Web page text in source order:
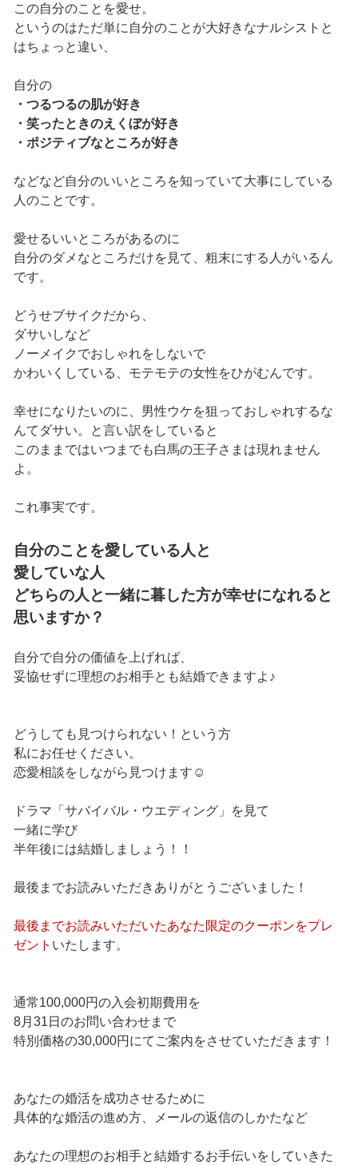
この自分のことを愛せ。
というのはただ単に自分のことが大好きなナルシストと
はちょっと違い、
自分の
・つるつるの肌が好き
・笑ったときのえくぼが好き
・ポジティブなところが好き
などなど自分のいいところを知っていて大事にしている
人のことです。
愛せるいいところがあるのに
自分のダメなところだけを見て、粗末にする人がいるん
です。
どうせブサイクだから、
ダサいしなど
ノーメイクでおしゃれをしないで
かわいくしている、モテモテの女性をひがむんです。
幸せになりたいのに、男性ウケを狙っておしゃれするな
んてダサい。と言い訳をしていると
このままではいつまでも白馬の王子さまは現れません
よ。
これ事実です。
自分のことを愛している人と
愛していな人
どちらの人と一緒に暮した方が幸せになれると
思いますか？
自分で自分の価値を上げれば、
妥協せずに理想のお相手とも結婚できますよ♪
どうしても見つけられない！という方
私にお任せください。
恋愛相談をしながら見つけます☺
ドラマ「サバイバル・ウエディング」を見て
一緒に学び
半年後には結婚しましょう！！
最後までお読みいただきありがとうございました！
最後までお読みいただいたあなた限定のクーポンをプレ
ゼント いたします。
通常100,000円の入会初期費用を
8月31日のお問い合わせまで
特別価格の30,000円にてご案内をさせていただきます！
あなたの婚活を成功させるために
具体的な婚活の進め方、メールの返信のしかたなど
あなたの理想のお相手と結婚するお手伝いをしていきた